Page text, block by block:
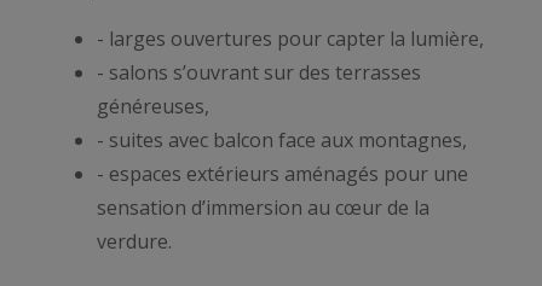
- larges ouvertures pour capter la lumière,
- salons s’ouvrant sur des terrasses
généreuses,
- suites avec balcon face aux montagnes,
- espaces extérieurs aménagés pour une
sensation d’immersion au cœur de la
verdure.